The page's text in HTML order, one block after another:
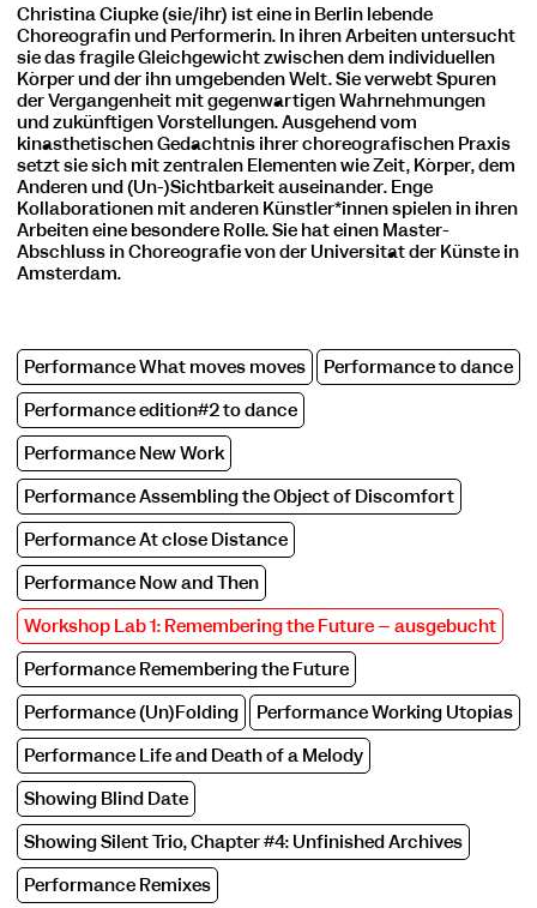
Christina Ciupke (sie/ihr) ist eine in Berlin lebende
Choreografin und Performerin. In ihren Arbeiten untersucht
sie das fragile Gleichgewicht zwischen dem individuellen
Körper und der ihn umgebenden Welt. Sie verwebt Spuren
der Vergangenheit mit gegenwärtigen Wahrnehmungen
und zukünftigen Vorstellungen. Ausgehend vom
kinästhetischen Gedächtnis ihrer choreografischen Praxis
setzt sie sich mit zentralen Elementen wie Zeit, Körper, dem
Anderen und (Un-)Sichtbarkeit auseinander. Enge
Kollaborationen mit anderen Künstler*innen spielen in ihren
Arbeiten eine besondere Rolle. Sie hat einen Master-
Abschluss in Choreografie von der Universität der Künste in
Amsterdam.
Performance What moves moves
Performance to dance
Performance edition#2 to dance
Performance New Work
Performance Assembling the Object of Discomfort
Performance At close Distance
Performance Now and Then
Workshop Lab 1: Remembering the Future – ausgebucht
Performance Remembering the Future
Performance (Un)Folding
Performance Working Utopias
Performance Life and Death of a Melody
Showing Blind Date
Showing Silent Trio, Chapter #4: Unfinished Archives
Performance Remixes
COOKIE-EINSTELLUNGEN
Wir verwenden Cookies und Inhalte externer Anbieter auf